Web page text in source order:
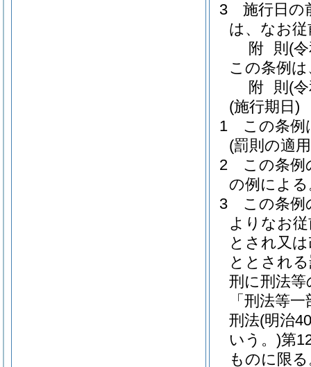
3
施行日の
は、なお
附 則 (
この条例
附 則 (
(施行期日)
1
この条例
(罰則の適
2
この条
の例による
3
この条例
よりなお
とされ又
ととされ
刑に刑法
「刑法等
刑法(明治
いう。)第
ものに限